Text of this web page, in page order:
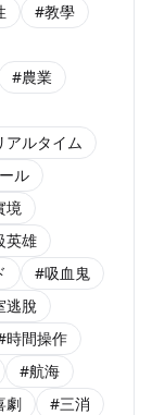
#教學
#農業
アルタイム
ル
境
英雄
#吸血鬼
逃脫
時間操作
#航海
劇
#三消